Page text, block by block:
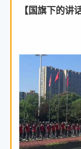
【国旗下的